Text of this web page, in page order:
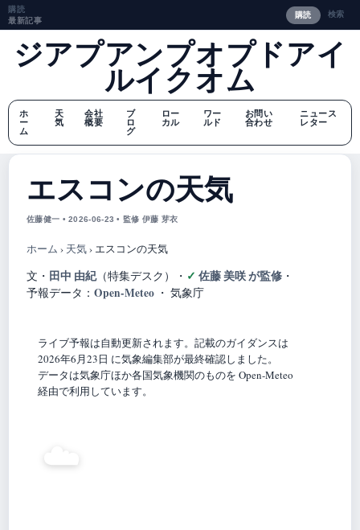
購読
最新記事
購読 検索
ジアプアンプオプドアイ
ルイクオム
ホ
ー
ム
天
気
会社
概要
ブ
ロ
グ
ロー
カル
ワー
ルド
お問い
合わせ
ニュース
レター
エスコンの天気
佐藤健一 • 2026-06-23 • 監修 伊藤 芽衣
ホーム › 天気› エスコンの天気
文・ 田中 由紀（特集デスク） ・ 佐藤 美咲 が監修 ・
予報データ： Open-Meteo ・ 気象庁
ライブ予報は自動更新されます。記載のガイダンスは
2026年6月23日 に気象編集部が最終確認しました。
データは気象庁ほか各国気象機関のものを Open-Meteo
経由で利用しています。
☁️